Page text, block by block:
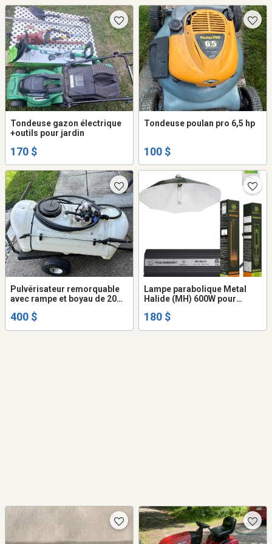
Tondeuse gazon électrique
+outils pour jardin
170 $
Tondeuse poulan pro 6,5 hp
100 $
Pulvérisateur remorquable
avec rampe et boyau de 20
400 $
Lampe parabolique Metal
Halide (MH) 600W pour
boutures
180 $